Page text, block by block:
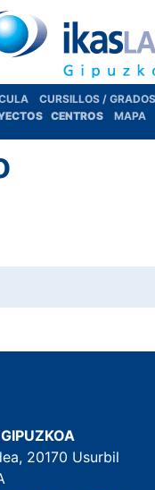
CURSILLOS /
CENTROS MAPA
ver la imagen a
20170 Usurbil